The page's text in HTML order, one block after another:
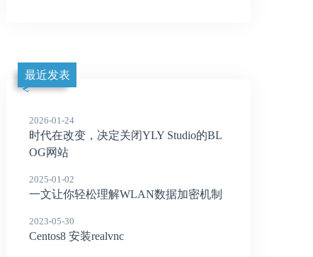
最近发表
2026-01-24
时代在改变，决定关闭YLY Studio的BL
OG网站
2025-01-02
一文让你轻松理解WLAN数据加密机制
2023-05-30
Centos8 安装realvnc